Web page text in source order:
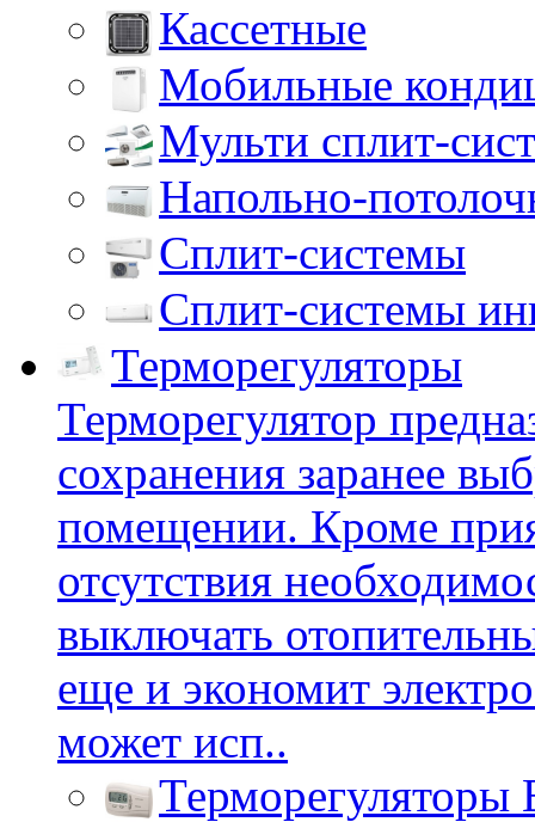
Кассетные
Мобильные
Мульти сплит-
Напольно-
Сплит-системы
Сплит-системы
Терморегуляторы
Терморегулятор
сохранения заранее
помещении. Кроме
отсутствия
выключать
еще и экономит
может исп..
Терморегуляторы